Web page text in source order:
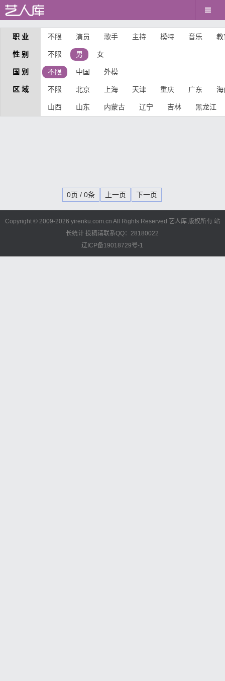
职 业 不限 演员 歌手 主持 模特 音乐 教
性 别 不限 男 女
国 别 不限 中国 外模
区 域 不限 北京 上海 天津 重庆 广东 海
山西 山东 内蒙古 辽宁 吉林 黑龙江
0页 / 0条 上一页 下一页
Copyright © 2009-2026 yirenku.com.cn All Rights Reserved 艺人库 版权所有 站
长统计 投稿请联系QQ：28180022
辽ICP备19018729号-1